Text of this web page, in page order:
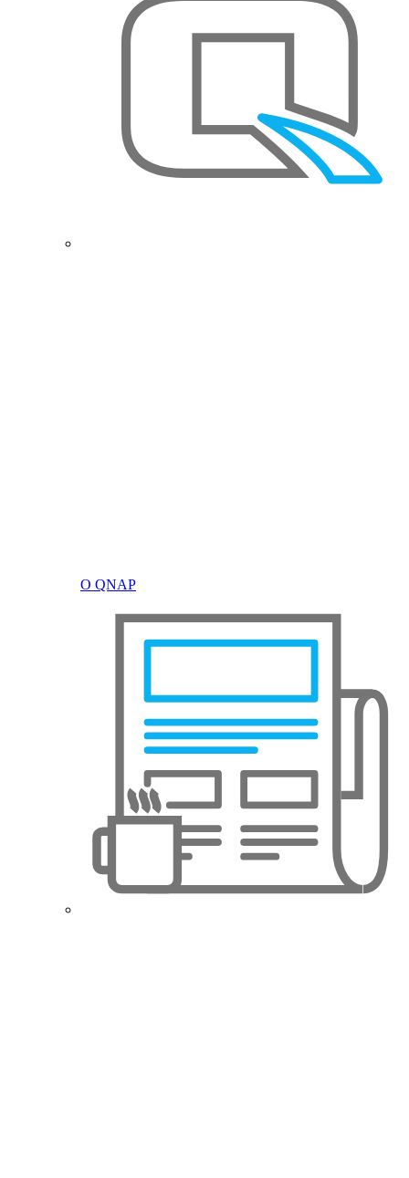
О QNAP